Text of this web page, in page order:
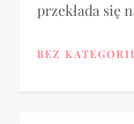
przekłada się
BEZ KATEGORII